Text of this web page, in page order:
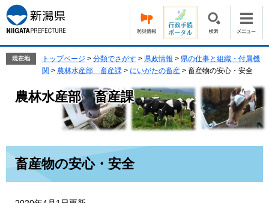
ー
ジ
の
ニ
ュ
ー
へ
現在地 トップページ > 分類でさがす > 県政情報 > 県の仕事と組織・付属機
関 > 農林水産部 畜産課 > にいがたの畜産 > 畜産物の安心・安全
農林水産部 畜産課
畜産物の安心・安全